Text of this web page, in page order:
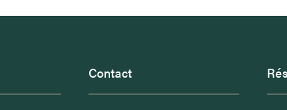
Contact